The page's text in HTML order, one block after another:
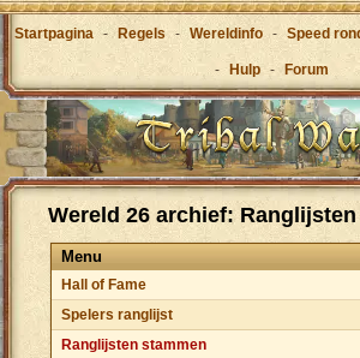
Startpagina - Regels - Wereldinfo - Speed
- Hulp - Forum
Wereld 26 archief:
Menu
Hall of Fame
Spelers ranglijst
Ranglijsten stammen